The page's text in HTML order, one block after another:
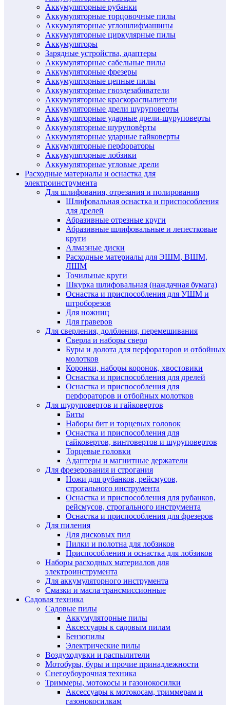
Аккумуляторные рубанки
Аккумуляторные торцовочные пилы
Аккумуляторные углошлифмашины
Аккумуляторные циркулярные пилы
Аккумуляторы
Зарядные устройства, адаптеры
Аккумуляторные сабельные пилы
Аккумуляторные фрезеры
Аккумуляторные цепные пилы
Аккумуляторные гвоздезабиватели
Аккумуляторные краскораспылители
Аккумуляторные дрели шуруповерты
Аккумуляторные ударные дрели-шуруповерты
Аккумуляторные шуруповёрты
Аккумуляторные ударные гайковерты
Аккумуляторные перфораторы
Аккумуляторные лобзики
Аккумуляторные угловые дрели
Расходные материалы и оснастка для
электроинструмента
Для шлифования, отрезания и полирования
Шлифовальная оснастка и приспособления
для дрелей
Абразивные отрезные круги
Абразивные шлифовальные и лепестковые
круги
Алмазные диски
Расходные материалы для ЭШМ, ВШМ,
ЛШМ
Точильные круги
Шкурка шлифовальная (наждачная бумага)
Оснастка и приспособления для УШМ и
штроборезов
Для ножниц
Для граверов
Для сверления, долбления, перемешивания
Сверла и наборы сверл
Буры и долота для перфораторов и отбойных
молотков
Коронки, наборы коронок, хвостовики
Оснастка и приспособления для дрелей
Оснастка и приспособления для
перфораторов и отбойных молотков
Для шуруповертов и гайковертов
Биты
Наборы бит и торцевых головок
Оснастка и приспособления для
гайковертов, винтовертов и шуруповертов
Торцевые головки
Адаптеры и магнитные держатели
Для фрезерования и строгания
Ножи для рубанков, рейсмусов,
строгального инструмента
Оснастка и приспособления для рубанков,
рейсмусов, строгального инструмента
Оснастка и приспособления для фрезеров
Для пиления
Для дисковых пил
Пилки и полотна для лобзиков
Приспособления и оснастка для лобзиков
Наборы расходных материалов для
электроинструмента
Для аккумуляторного инструмента
Смазки и масла трансмиссионные
Садовая техника
Садовые пилы
Аккумуляторные пилы
Аксессуары к садовым пилам
Бензопилы
Электрические пилы
Воздуходувки и распылители
Мотобуры, буры и прочие принадлежности
Снегоубоурочная техника
Триммеры, мотокосы и газонокосилки
Аксессуары к мотокосам, триммерам и
газонокосилкам